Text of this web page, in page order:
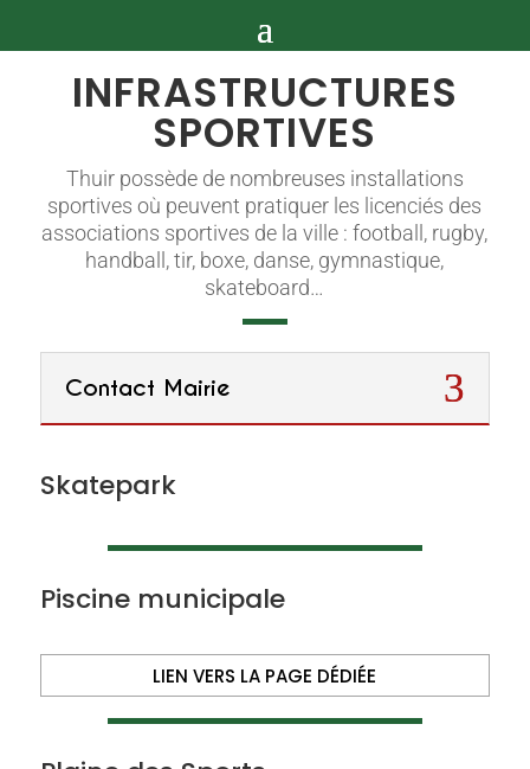
INFRASTRUCTURES
SPORTIVES
Thuir possède de nombreuses installations
sportives où peuvent pratiquer les licenciés des
associations sportives de la ville : football, rugby,
handball, tir, boxe, danse, gymnastique,
skateboard…
Contact Mairie
Skatepark
Piscine municipale
LIEN VERS LA PAGE DÉDIÉE